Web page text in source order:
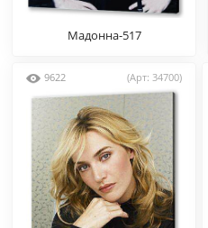
Мадонна-517
9622 (Арт: 34700)